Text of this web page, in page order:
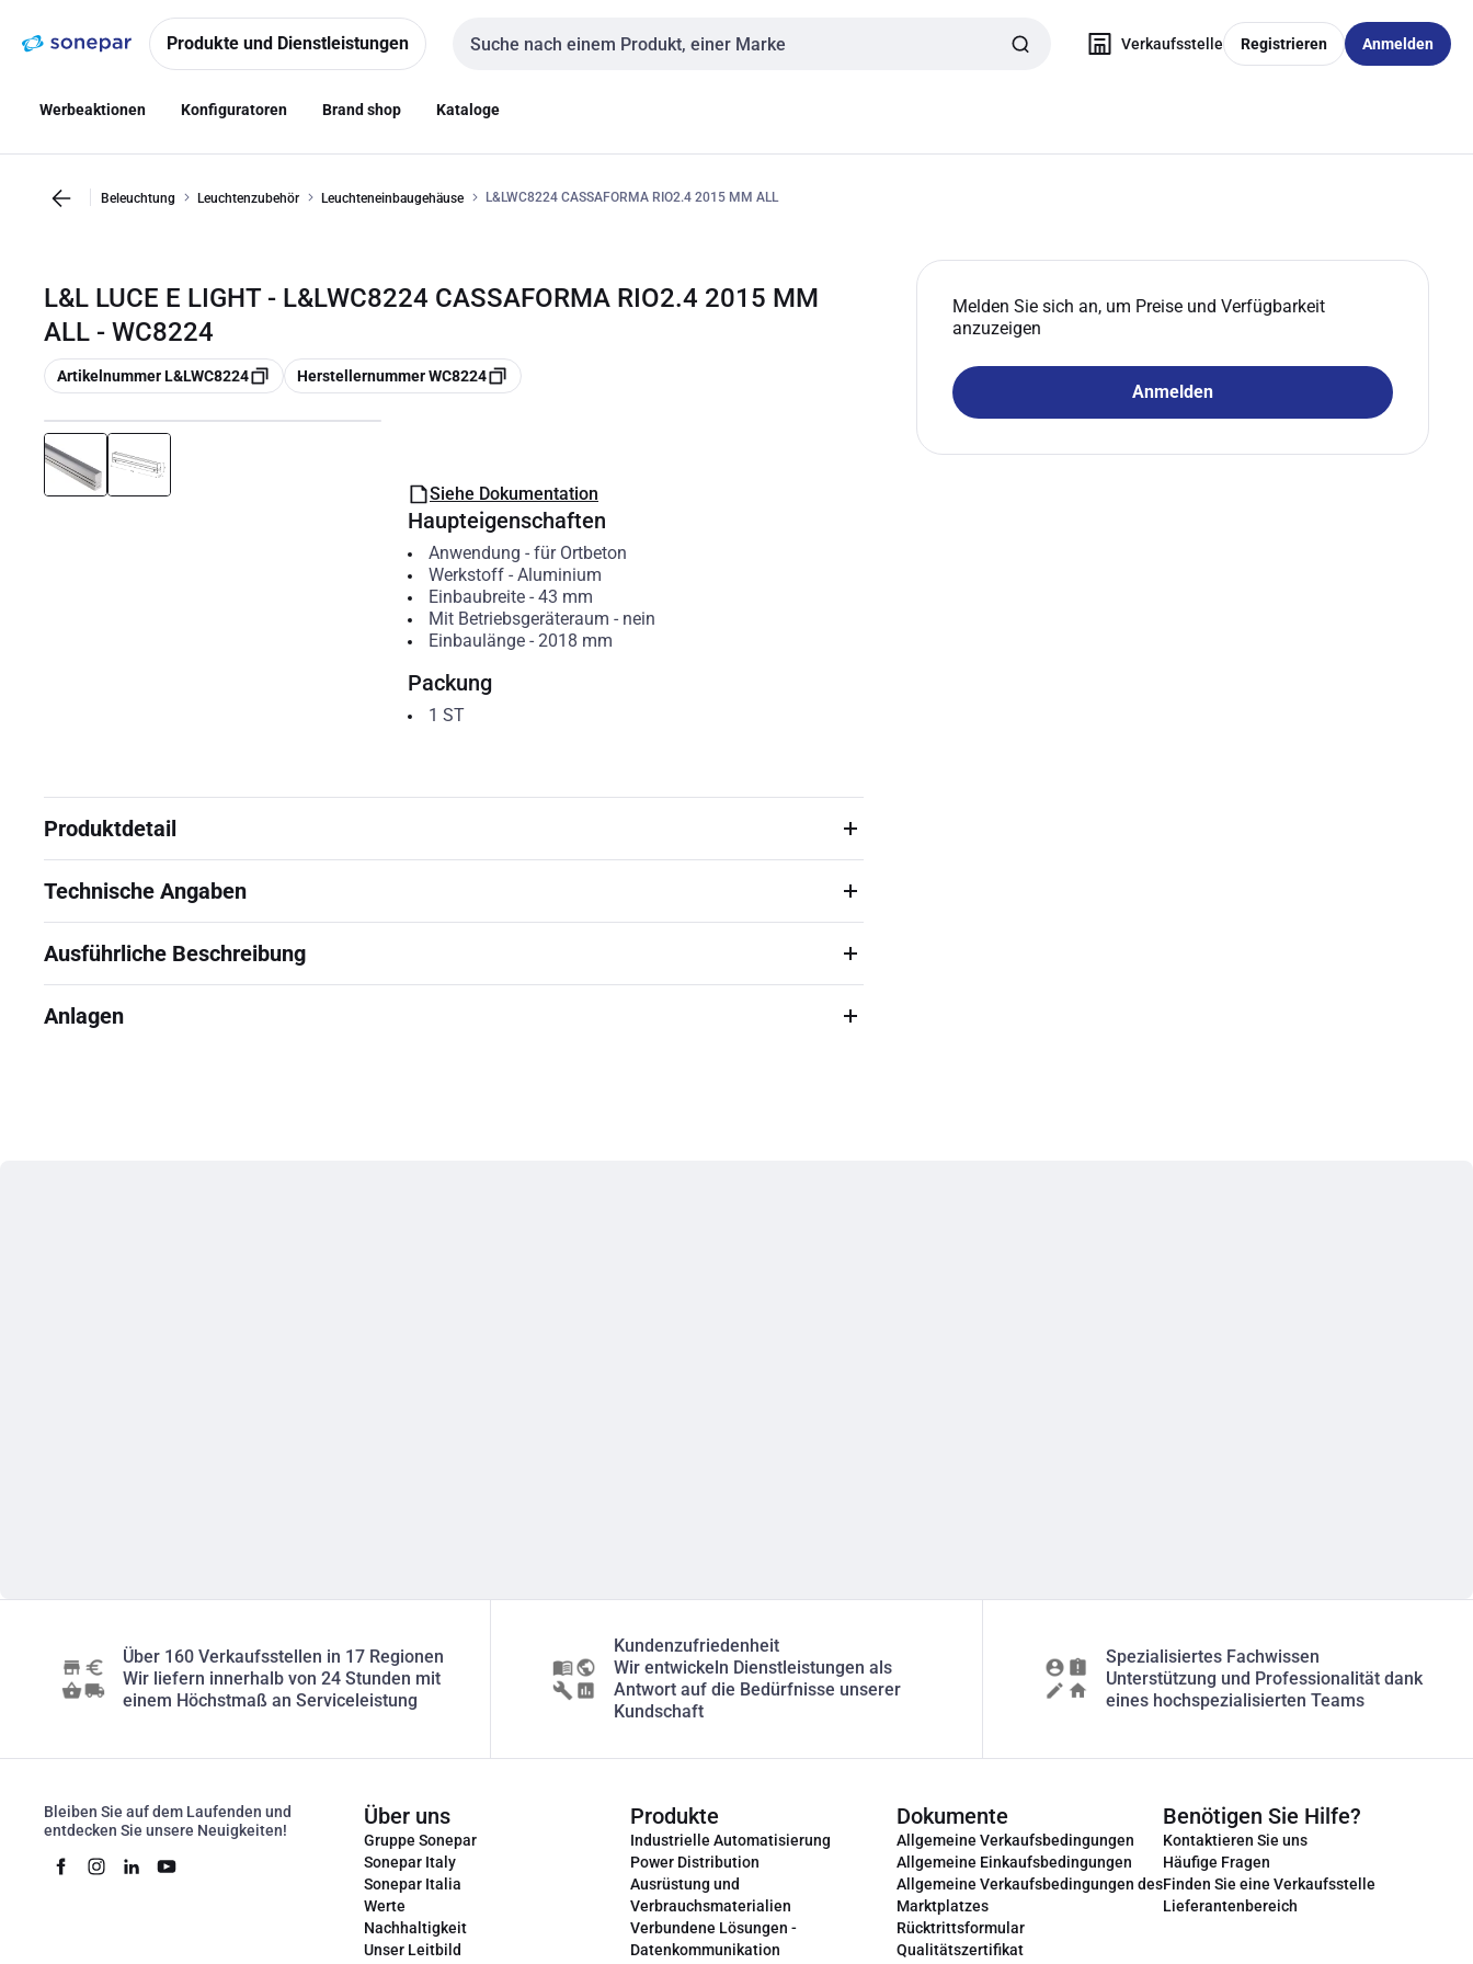
NavigationInhalt
Produkte und Dienstleistungen
Sucheingabe
Verkaufsstelle Registrieren Anmelden
Werbeaktionen Konfiguratoren Brand shop Kataloge
Beleuchtung Leuchtenzubehör Leuchteneinbaugehäuse L&LWC8224 CASSAFORMA RIO2.4 2015 MM ALL
L&L LUCE E LIGHT - L&LWC8224 CASSAFORMA RIO2.4 2015 MM
ALL - WC8224
Kopieren
Artikelnummer L&LWC8224 Kopieren
Herstellernummer WC8224
Melden Sie sich an, um Preise und Verfügbarkeit
anzuzeigen
Anmelden
Siehe Dokumentation
Haupteigenschaften
Anwendung - für Ortbeton
Werkstoff- Aluminium
Einbaubreite- 43 mm
Mit Betriebsgeräteraum - nein
Einbaulänge- 2018 mm
Packung
1 ST
Produktdetail
Technische Angaben
Ausführliche Beschreibung
Anlagen
Über 160 Verkaufsstellen in 17 Regionen
Wir liefern innerhalb von 24 Stunden mit
einem Höchstmaß an Serviceleistung
Kundenzufriedenheit
Wir entwickeln Dienstleistungen als
Antwort auf die Bedürfnisse unserer
Kundschaft
Spezialisiertes Fachwissen
Unterstützung und Professionalität dank
eines hochspezialisierten Teams
Bleiben Sie auf dem Laufenden und
entdecken Sie unsere Neuigkeiten!
Über uns
Gruppe Sonepar
Sonepar Italy
Sonepar Italia
Werte
Nachhaltigkeit
Unser Leitbild
Produkte
Industrielle Automatisierung
Power Distribution
Ausrüstung und
Verbrauchsmaterialien
Verbundene Lösungen -
Datenkommunikation
Dokumente
Allgemeine Verkaufsbedingungen
Allgemeine Einkaufsbedingungen
Allgemeine Verkaufsbedingungen des
Marktplatzes
Rücktrittsformular
Qualitätszertifikat
Benötigen Sie Hilfe?
Kontaktieren Sie uns
Häufige Fragen
Finden Sie eine Verkaufsstelle
Lieferantenbereich